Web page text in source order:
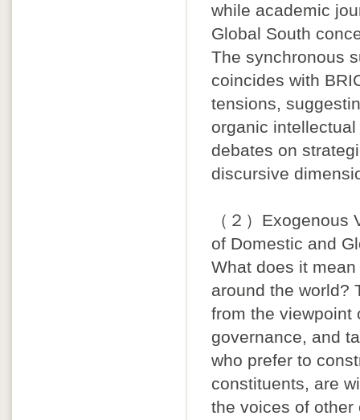
while academic
Global South
The synchronous
coincides with
tensions,
organic
debates on
discursive
（２）
of Domestic and
What does it
around the world?
from the viewpoint
governance, and
who prefer to
constituents, are
the voices of